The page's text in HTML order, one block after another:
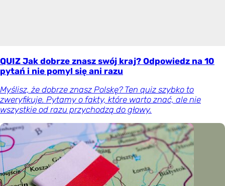
QUIZ Jak dobrze znasz swój kraj? Odpowiedz na 10
pytań i nie pomyl się ani razu
Myślisz, że dobrze znasz Polskę? Ten quiz szybko to
zweryfikuje. Pytamy o fakty, które warto znać, ale nie
wszystkie od razu przychodzą do głowy.